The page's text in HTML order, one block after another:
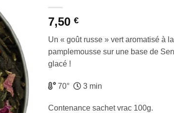
7,50 €
Un « goût russe » vert aromatisé à
pamplemousse sur une base de
glacé !
70° 3 min
Contenance sachet vrac 100g.